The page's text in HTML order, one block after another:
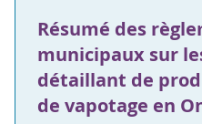
Résumé des
municipaux sur
détaillant de
de vapotage en